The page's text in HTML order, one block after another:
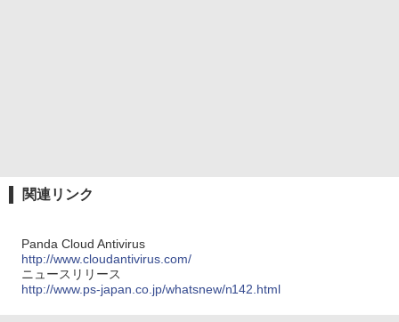
関連リンク
Panda Cloud Antivirus
http://www.cloudantivirus.com/
ニュースリリース
http://www.ps-japan.co.jp/whatsnew/n142.html